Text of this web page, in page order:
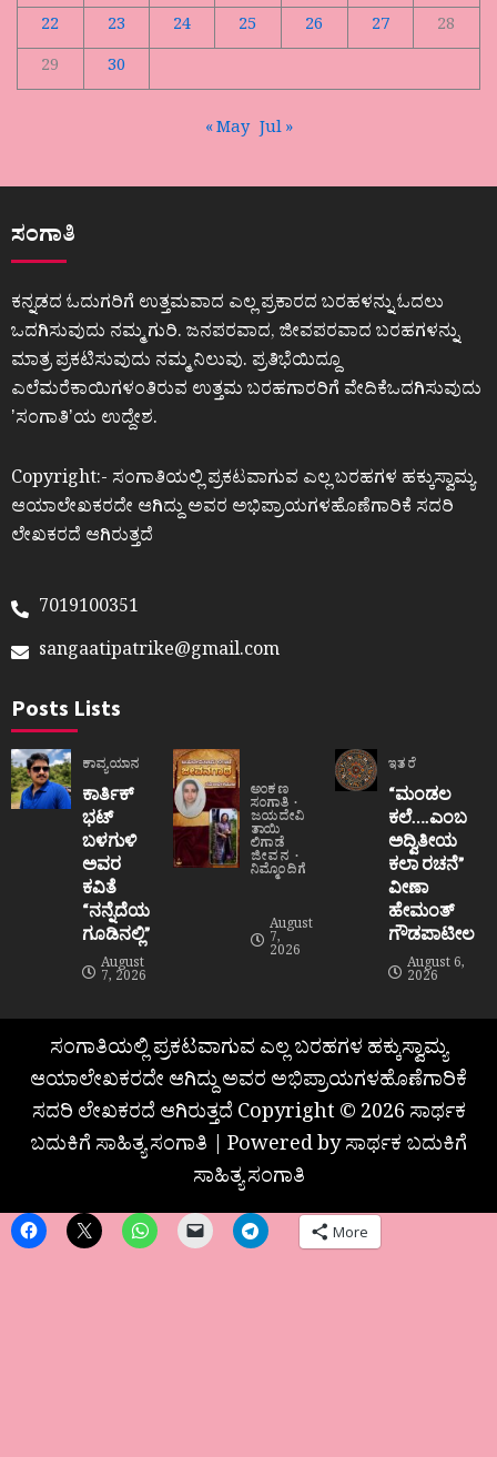
22
23 24 25 26 27
28
29
30
« May Jul »
ಸಂಗಾತಿ
ಕನ್ನಡದ ಓದುಗರಿಗೆ ಉತ್ತಮವಾದ ಎಲ್ಲ ಪ್ರಕಾರದ ಬರಹಳನ್ನು ಓದಲು
ಒದಗಿಸುವುದು ನಮ್ಮ ಗುರಿ. ಜನಪರವಾದ, ಜೀವಪರವಾದ ಬರಹಗಳನ್ನು
ಮಾತ್ರ ಪ್ರಕಟಿಸುವುದು ನಮ್ಮ ನಿಲುವು. ಪ್ರತಿಭೆಯಿದ್ದೂ
ಎಲೆಮರೆಕಾಯಿಗಳಂತಿರುವ ಉತ್ತಮ ಬರಹಗಾರರಿಗೆ ವೇದಿಕೆಒದಗಿಸುವುದು
ʼಸಂಗಾತಿʼಯ ಉದ್ದೇಶ.
Copyright:- ಸಂಗಾತಿಯಲ್ಲಿ ಪ್ರಕಟವಾಗುವ ಎಲ್ಲ ಬರಹಗಳ ಹಕ್ಕುಸ್ವಾಮ್ಯ
ಆಯಾಲೇಖಕರದೇ ಆಗಿದ್ದು ಅವರ ಅಭಿಪ್ರಾಯಗಳಹೊಣೆಗಾರಿಕೆ ಸದರಿ
ಲೇಖಕರದೆ ಆಗಿರುತ್ತದೆ
7019100351
sangaatipatrike@gmail.com
Posts Lists
ಕಾವ್ಯಯಾನ
ಕಾರ್ತಿಕ್
ಭಟ್
ಬಳಗುಳಿ
ಅವರ
ಕವಿತೆ
“ನನ್ನೆದೆಯ
ಗೂಡಿನಲ್ಲಿ”
August
7, 2026
ಅಂಕಣ
ಸಂಗಾತಿ
ಜಯದೇವಿ
ತಾಯಿ
ಲಿಗಾಡೆ
ಜೀವನ
ನಿಮ್ಮೊಂದಿಗೆ
August
7,
2026
ಇತರೆ
“ಮಂಡಲ
ಕಲೆ….ಎಂಬ
ಅದ್ವಿತೀಯ
ಕಲಾ ರಚನೆ”‌
ವೀಣಾ
ಹೇಮಂತ್‌
ಗೌಡಪಾಟೀಲ
August 6,
2026
ಸಂಗಾತಿಯಲ್ಲಿ ಪ್ರಕಟವಾಗುವ ಎಲ್ಲ ಬರಹಗಳ ಹಕ್ಕುಸ್ವಾಮ್ಯ
ಆಯಾಲೇಖಕರದೇ ಆಗಿದ್ದು ಅವರ ಅಭಿಪ್ರಾಯಗಳಹೊಣೆಗಾರಿಕೆ
ಸದರಿ ಲೇಖಕರದೆ ಆಗಿರುತ್ತದೆ Copyright © 2026 ಸಾರ್ಥಕ
ಬದುಕಿಗೆ ಸಾಹಿತ್ಯ ಸಂಗಾತಿ | Powered by ಸಾರ್ಥಕ ಬದುಕಿಗೆ
ಸಾಹಿತ್ಯ ಸಂಗಾತಿ
More